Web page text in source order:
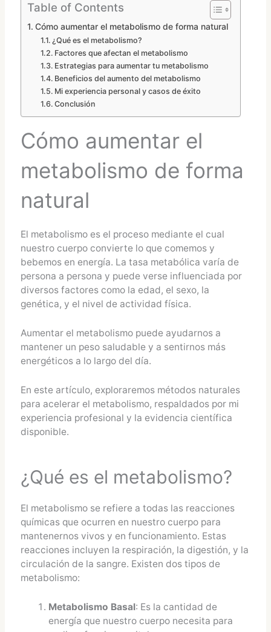
Table of Contents
Cómo aumentar el metabolismo de forma natural
¿Qué es el metabolismo?
Factores que afectan el metabolismo
Estrategias para aumentar tu metabolismo
Beneficios del aumento del metabolismo
Mi experiencia personal y casos de éxito
Conclusión
Cómo aumentar el
metabolismo de forma
natural
El metabolismo es el proceso mediante el cual
nuestro cuerpo convierte lo que comemos y
bebemos en energía. La tasa metabólica varía de
persona a persona y puede verse influenciada por
diversos factores como la edad, el sexo, la
genética, y el nivel de actividad física.
Aumentar el metabolismo puede ayudarnos a
mantener un peso saludable y a sentirnos más
energéticos a lo largo del día.
En este artículo, exploraremos métodos naturales
para acelerar el metabolismo, respaldados por mi
experiencia profesional y la evidencia científica
disponible.
¿Qué es el metabolismo?
El metabolismo se refiere a todas las reacciones
químicas que ocurren en nuestro cuerpo para
mantenernos vivos y en funcionamiento. Estas
reacciones incluyen la respiración, la digestión, y la
circulación de la sangre. Existen dos tipos de
metabolismo:
Metabolismo Basal: Es la cantidad de
energía que nuestro cuerpo necesita para